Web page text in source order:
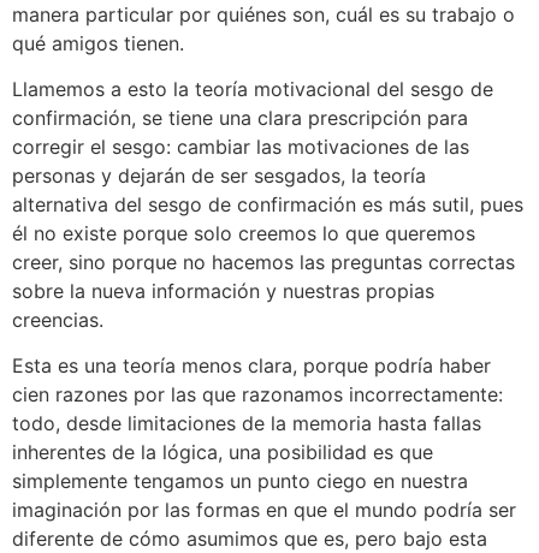
manera particular por quiénes son, cuál es su trabajo o
qué amigos tienen.
Llamemos a esto la teoría motivacional del sesgo de
confirmación, se tiene una clara prescripción para
corregir el sesgo: cambiar las motivaciones de las
personas y dejarán de ser sesgados, la teoría
alternativa del sesgo de confirmación es más sutil, pues
él no existe porque solo creemos lo que queremos
creer, sino porque no hacemos las preguntas correctas
sobre la nueva información y nuestras propias
creencias.
Esta es una teoría menos clara, porque podría haber
cien razones por las que razonamos incorrectamente:
todo, desde limitaciones de la memoria hasta fallas
inherentes de la lógica, una posibilidad es que
simplemente tengamos un punto ciego en nuestra
imaginación por las formas en que el mundo podría ser
diferente de cómo asumimos que es, pero bajo esta